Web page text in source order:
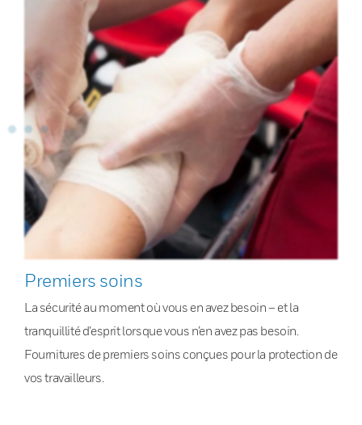
Premiers soins
La sécurité au moment où vous en avez besoin – et la
tranquillité d’esprit lorsque vous n’en avez pas besoin.
Fournitures de premiers soins conçues pour la protection de
vos travailleurs.